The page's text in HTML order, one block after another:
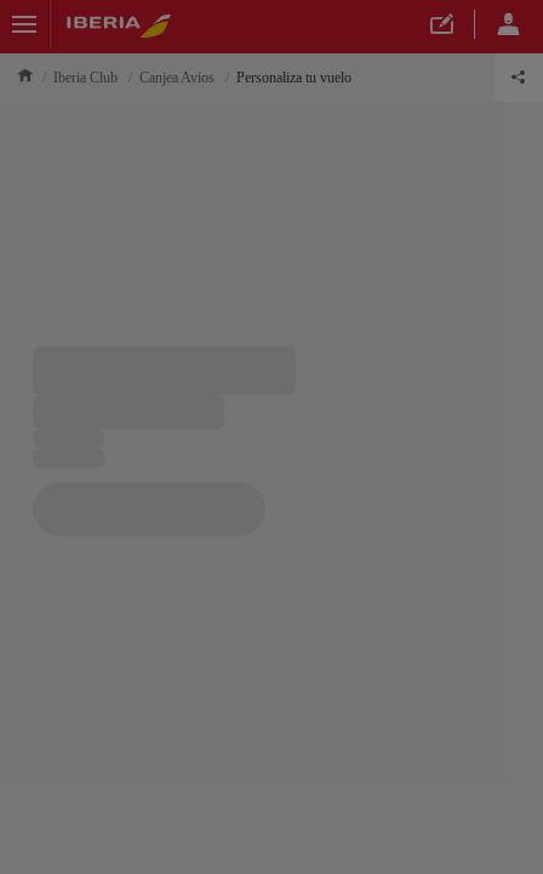
Iberia Club Canjea Avios Personaliza tu vuelo